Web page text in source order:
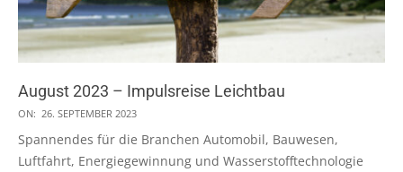
August 2023 – Impulsreise Leichtbau
2023-
09-
26
ON: 26. SEPTEMBER 2023
Spannendes für die Branchen Automobil, Bauwesen,
Luftfahrt, Energiegewinnung und Wasserstofftechnologie